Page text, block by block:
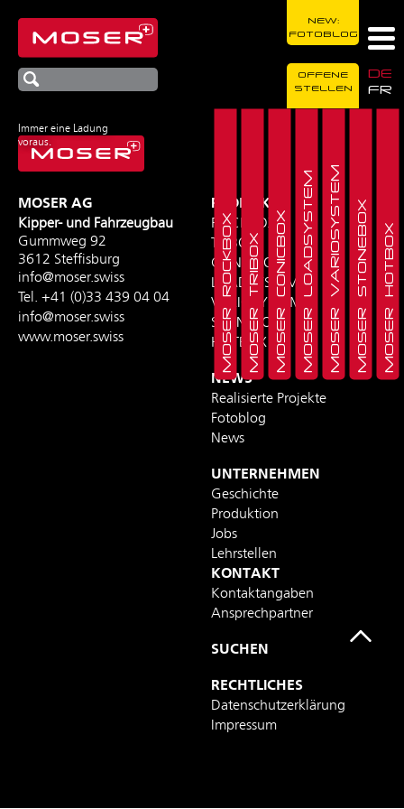
Immer eine Ladung
voraus.
DE
FR
NEW:
FOTOBLOG
OFFENE
STELLEN
MOSER ROCKBOXMOSER TRIBOXMOSER CONICBOXMOSER LOADSYSTEMMOSER VARIOSYSTEMMOSER STONEBOXMOSER HOTBOX
MOSER AG
Kipper- und Fahrzeugbau
Gummweg 92
3612 Steffisburg
info@moser.swiss
Tel. +41 (0)33 439 04 04
info@moser.swiss
www.moser.swiss
PRODUKTE
ROCKBOX
TRIBOX
CONICBOX
LOADSYSTEM
VARIOSYSTEM
STONEBOX
HOTBOX
NEWS
Realisierte Projekte
Fotoblog
News
UNTERNEHMEN
Geschichte
Produktion
Jobs
Lehrstellen
KONTAKT
Kontaktangaben
Ansprechpartner
SUCHEN
RECHTLICHES
Datenschutzerklärung
Impressum